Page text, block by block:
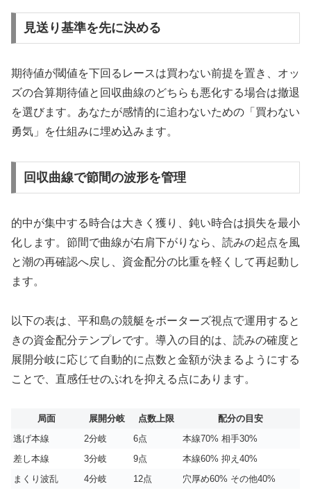
見送り基準を先に決める
期待値が閾値を下回るレースは買わない前提を置き、オッ
ズの合算期待値と回収曲線のどちらも悪化する場合は撤退
を選びます。あなたが感情的に追わないための「買わない
勇気」を仕組みに埋め込みます。
回収曲線で節間の波形を管理
的中が集中する時合は大きく獲り、鈍い時合は損失を最小
化します。節間で曲線が右肩下がりなら、読みの起点を風
と潮の再確認へ戻し、資金配分の比重を軽くして再起動し
ます。
以下の表は、平和島の競艇をボーターズ視点で運用すると
きの資金配分テンプレです。導入の目的は、読みの確度と
展開分岐に応じて自動的に点数と金額が決まるようにする
ことで、直感任せのぶれを抑える点にあります。
局面 展開分岐 点数上限
配分の目安
逃げ本線
2分岐 6点
本線70% 相手30%
差し本線
3分岐 9点
本線60% 抑え40%
まくり波乱
4分岐 12点 穴厚め60% その他40%